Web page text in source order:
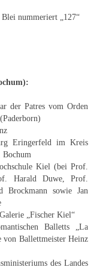
nummeriert „127“
der Patres vom Orden
Eringerfeld im Kreis
Bochum
Kiel (bei Prof.
Harald Duwe, Prof.
Brockmann sowie Jan
„Fischer Kiel“
Balletts „La
von Ballettmeister Heinz
des Landes